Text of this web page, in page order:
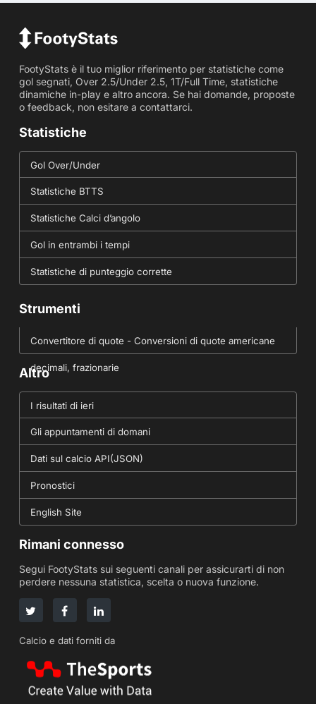
FootyStats è il tuo miglior riferimento per statistiche come
gol segnati, Over 2.5/Under 2.5, 1T/Full Time, statistiche
dinamiche in-play e altro ancora. Se hai domande, proposte
o feedback, non esitare a contattarci.
Statistiche
Gol Over/Under
Statistiche BTTS
Statistiche Calci d’angolo
Gol in entrambi i tempi
Statistiche di punteggio corrette
Strumenti
Convertitore di quote - Conversioni di quote americane
decimali, frazionarie
Altro
I risultati di ieri
Gli appuntamenti di domani
Dati sul calcio API(JSON)
Pronostici
English Site
Rimani connesso
Segui FootyStats sui seguenti canali per assicurarti di non
perdere nessuna statistica, scelta o nuova funzione.
Calcio e dati forniti da